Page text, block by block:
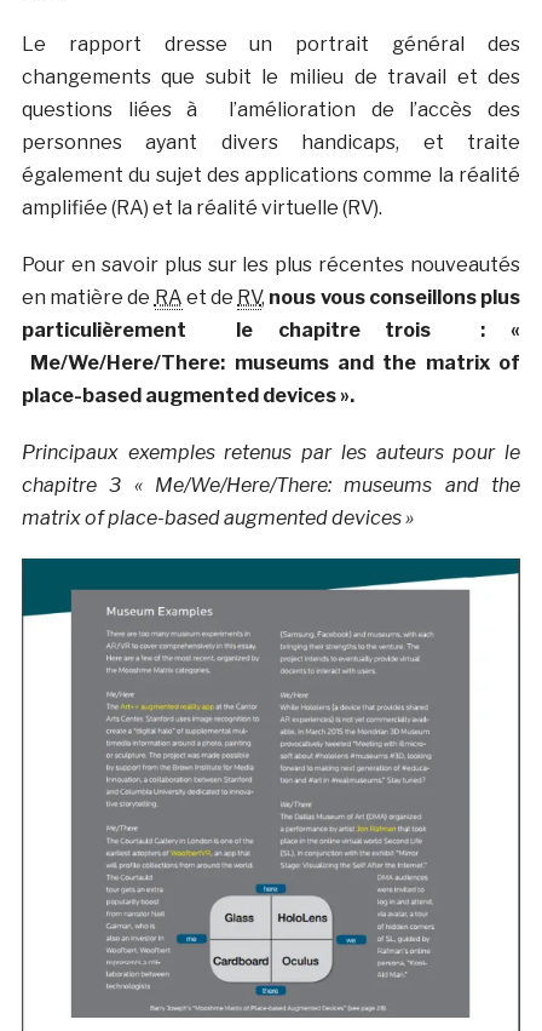
Le rapport dresse un portrait général des
changements que subit le milieu de travail et des
questions liées à l’amélioration de l’accès des
personnes ayant divers handicaps, et traite
également du sujet des applications comme la réalité
amplifiée (RA) et la réalité virtuelle (RV).
Pour en savoir plus sur les plus récentes nouveautés
en matière de RA et de RV, nous vous conseillons plus
particulièrement le chapitre trois : «
Me/We/Here/There: museums and the matrix of
place-based augmented devices».
Principaux exemples retenus par les auteurs pour le
chapitre 3 « Me/We/Here/There: museums and the
matrix of place-based augmented devices »